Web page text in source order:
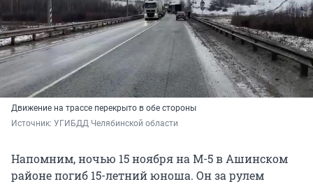
Движение на трассе перекрыто в обе стороны
Источник: УГИБДД Челябинской области
Напомним, ночью 15 ноября на М-5 в Ашинском
районе погиб 15-летний юноша. Он за рулем